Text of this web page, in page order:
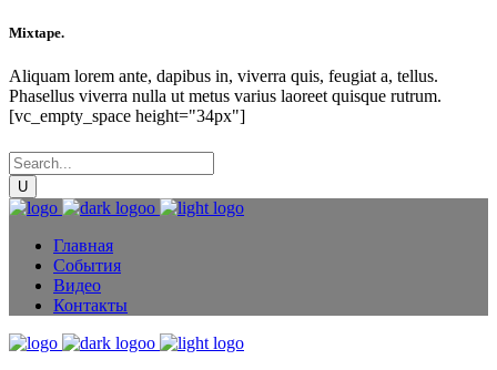
Mixtape.
Aliquam lorem ante, dapibus in, viverra quis, feugiat a, tellus.
Phasellus viverra nulla ut metus varius laoreet quisque rutrum.
[vc_empty_space height="34px"]
Главная
События
Видео
Контакты